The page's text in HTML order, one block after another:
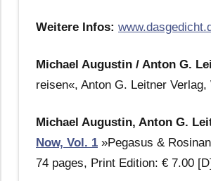
Weitere Infos:
Michael Augustin / Anton G.
reisen«, Anton G. Leitner
Michael Augustin, Anton G.
Now, Vol. 1 »Pegasus &
74 pages, Print Edition: € 7.00